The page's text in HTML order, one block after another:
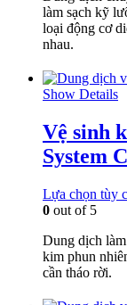
làm sạch kỹ
loại động cơ
nhau.
Show Details
Vệ sinh
System
Lựa chọn tùy
0 out of 5
Dung dịch
kim phun
cần tháo rời.